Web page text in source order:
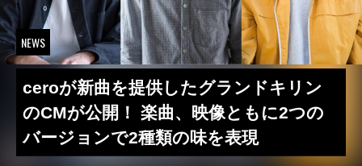
NEWS
ceroが新曲を提供したグランドキリン
のCMが公開！ 楽曲、映像ともに2つの
バージョンで2種類の味を表現